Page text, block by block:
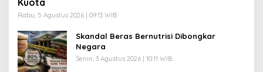
Kuota
Rabu, 5 Agustus 2026 | 09:13 WIB
Skandal Beras Bernutrisi Dibongkar
Negara
Senin, 3 Agustus 2026 | 10:11 WIB